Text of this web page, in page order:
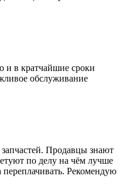
и в кратчайшие сроки
обслуживание
Продавцы знают
по делу на чём лучше
переплачивать. Рекомендую